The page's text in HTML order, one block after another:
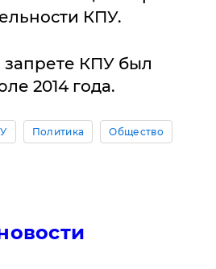
КПУ.
КПУ был
2014 года.
Политика Общество